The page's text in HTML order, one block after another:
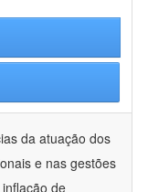
da atuação dos
e nas gestões
de